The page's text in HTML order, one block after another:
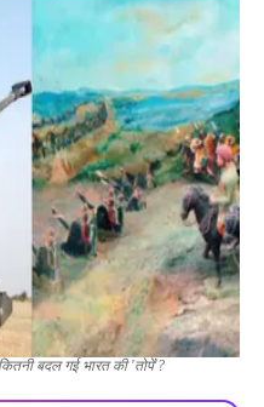
बदल गई भारत की 'तोपें'?